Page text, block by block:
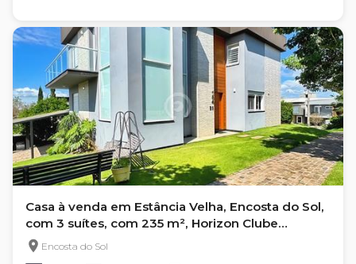
Casa à venda em Estância Velha, Encosta do Sol,
com 3 suítes, com 235 m², Horizon Clube
Residencial
Encosta do Sol